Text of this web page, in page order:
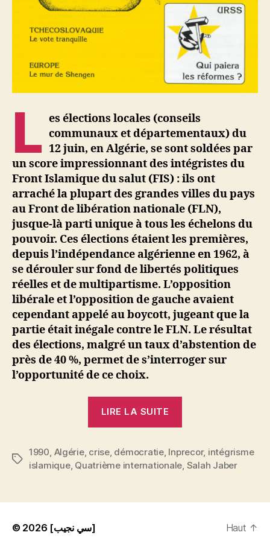
L es élections locales (conseils
communaux et départementaux) du
12 juin, en Algérie, se sont soldées par
un score impressionnant des intégristes du
Front Islamique du salut (FIS) : ils ont
arraché la plupart des grandes villes du pays
au Front de libération nationale (FLN),
jusque-là parti unique à tous les échelons du
pouvoir. Ces élections étaient les premières,
depuis l’indépendance algérienne en 1962, à
se dérouler sur fond de libertés politiques
réelles et de multipartisme. L’opposition
libérale et l’opposition de gauche avaient
cependant appelé au boycott, jugeant que la
partie était inégale contre le FLN. Le résultat
des élections, malgré un taux d’abstention de
près de 40 %, permet de s’interroger sur
l’opportunité de ce choix.
LIRE LA SUITE
Algérie.
Qui
le
Étiquettes
1990 Algérie, crise, démocratie, Inprecor, intégrisme
islamique, Quatrième internationale Salah Jaber
© 2026 [سي نجيب] Haut ↑